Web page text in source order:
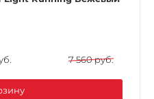
7 560 руб.